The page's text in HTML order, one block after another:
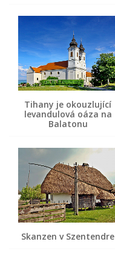
Tihany je okouzlující
levandulová oáza na
Balatonu
Skanzen v Szentendre